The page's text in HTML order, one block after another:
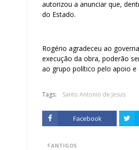
autorizou a anunciar que,
do Estado.
Rogério agradeceu ao
execução da obra, poderão
ao grupo político pelo apoio e
Tags: Santo Antonio de Jesus
Facebook
ANTIGOS